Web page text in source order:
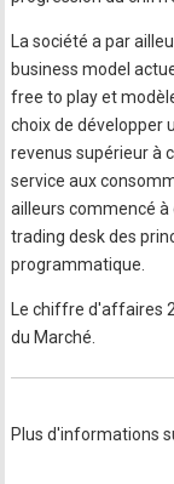
La société a par
business model
free to play et
choix de développer
revenus supérieur à
service aux
ailleurs commencé
trading desk des
programmatique.
Le chiffre d'affaires
du Marché.
Plus d'informations